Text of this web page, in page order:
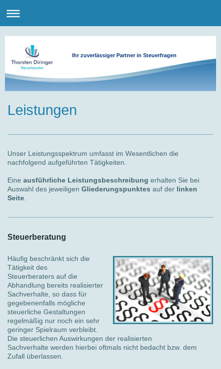
Ihr zuverlässiger Partner in Steuerfragen
Leistungen
Unser Leistungsspektrum umfasst im Wesentlichen die
nachfolgend aufgeführten Tätigkeiten.
Eine ausführliche Leistungsbeschreibung erhalten Sie bei
Auswahl des jeweiligen Gliederungspunktes auf der linken
Seite
Steuerberatung
Häufig beschränkt sich die
Tätigkeit des
Steuerberaters auf die
Abhandlung bereits realisierter
Sachverhalte, so dass für
gegebenenfalls mögliche
steuerliche Gestaltungen
regelmäßig nur noch ein sehr
geringer Spielraum verbleibt.
Die steuerlichen Auswirkungen der realisierten
Sachverhalte werden hierbei oftmals nicht bedacht bzw. dem
Zufall überlassen.